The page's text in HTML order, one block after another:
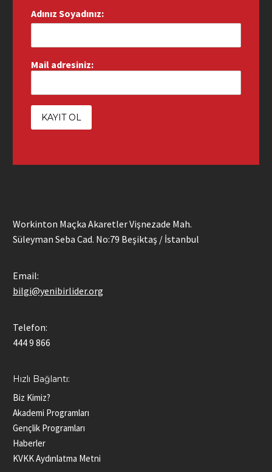
Workinton Maçka Akaretler Vişnezade Mah.
Süleyman Seba Cad. No:79 Beşiktaş / İstanbul
Email:
bilgi@yenibirlider.org
Telefon:
444 9 866
Hızlı Bağlantı:
Biz Kimiz?
Akademi Programları
Gençlik Programları
Haberler
KVKK Aydınlatma Metni
Adınız Soyadınız:
Mail adresiniz: